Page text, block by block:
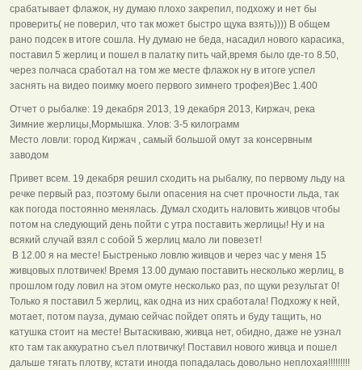
срабатывает флажок, ну думаю плохо закрепил, подхожу и нет бы
проверить( не поверил, что так может быстро щука взять)))) В общем
рано подсек в итоге сошла. Ну думаю не беда, насадил нового карасика,
поставил 5 жерлиц и пошел в палатку пить чай,время было где-то 8.50,
через полчаса сработал на том же месте флажок ну в итоге успел
заснять на видео поимку моего первого зимнего трофея)Вес 1.400
Отчет о рыбалке: 19 декабря 2013, 19 декабря 2013, Киржач, река
Зимние жерлицы,Мормышка. Улов: 3-5 килограмм
Место ловли: город Киржач , самый большой омут за консервным
заводом
Привет всем. 19 декабря решил сходить на рыбалку, по первому льду на
речке первый раз, поэтому были опасения на счет прочности льда, так
как погода постоянно менялась. Думал сходить наловить живцов чтобы
потом на следующий день пойти с утра поставить жерлицы! Ну и на
всякий случай взял с собой 5 жерлиц мало ли повезет!
В 12.00 я на месте! Быстренько ловлю живцов и через час у меня 15
живцовых плотвичек! Время 13.00 думаю поставить несколько жерлиц, в
прошлом году ловил на этом омуте несколько раз, по щуки результат 0!
Только я поставил 5 жерлиц, как одна из них сработала! Подхожу к ней,
мотает, потом пауза, думаю сейчас пойдет опять и буду тащить, но
катушка стоит на месте! Вытаскиваю, живца нет, обидно, даже не узнал
кто там так аккуратно съел плотвичку! Поставил нового живца и пошел
дальше тягать плотву, кстати иногда попадалась довольно неплохая!!!!!!!!!